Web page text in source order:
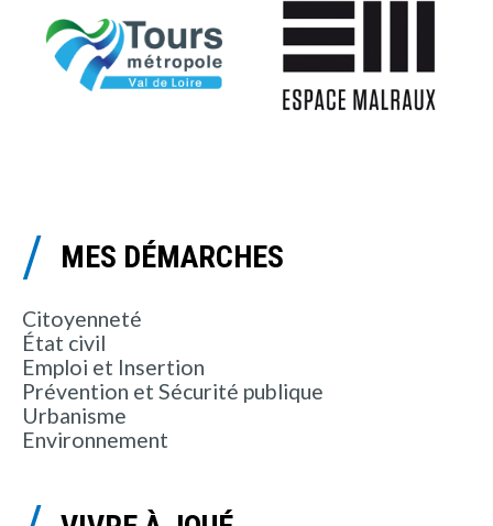
MES DÉMARCHES
Citoyenneté
État civil
Emploi et Insertion
Prévention et Sécurité publique
Urbanisme
Environnement